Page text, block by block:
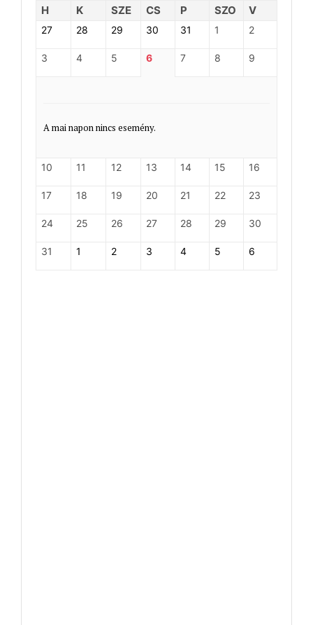
H K SZE CS P SZO V
27 28 29 30 31 1 2
3 4 5 6 7 8 9
A mai napon nincs esemény.
10 11 12 13 14 15 16
17 18 19 20 21 22 23
24 25 26 27 28 29 30
31 1 2 3 4 5 6